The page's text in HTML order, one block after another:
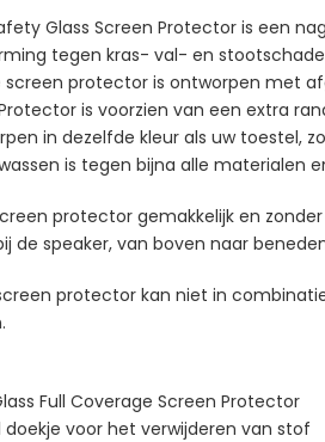
Glass Screen Protector is een
tegen kras- val- en
screen protector is ontworpen met
is voorzien van een extra
in dezelfde kleur als uw toestel,
is tegen bijna alle materialen
protector gemakkelijk en
de speaker, van boven naar
protector kan niet in
Full Coverage Screen Protector
voor het verwijderen van stof